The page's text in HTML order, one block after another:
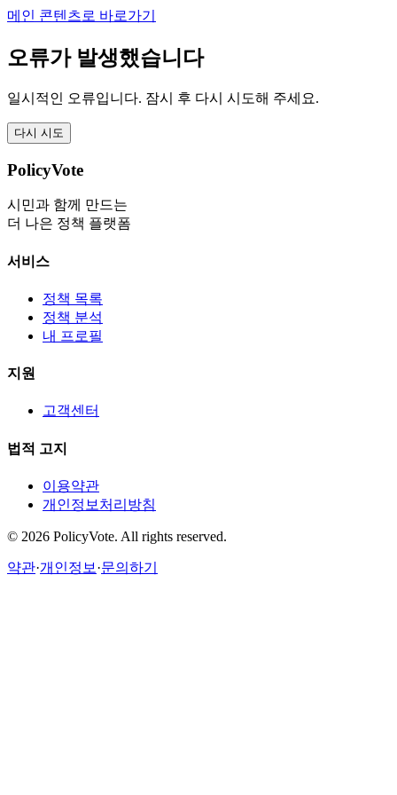
메인 콘텐츠로 바로가기
오류가 발생했습니다
일시적인 오류입니다. 잠시 후 다시 시도해 주세요.
다시 시도
PolicyVote
시민과 함께 만드는
더 나은 정책 플랫폼
서비스
정책 목록
정책 분석
내 프로필
지원
고객센터
법적 고지
이용약관
개인정보처리방침
© 2026 PolicyVote. All rights reserved.
약관·개인정보 ·문의하기